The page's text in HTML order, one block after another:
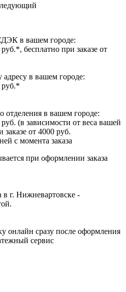
в вашем городе:
бесплатно при заказе от
в вашем городе:
руб.*
отделения в вашем городе:
(в зависимости от веса вашей
от 4000 руб.
с момента заказа
при оформлении заказа
в г. Нижневартовске -
онлайн сразу после оформления
сервис